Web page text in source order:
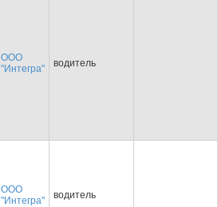
ООО
"Интегра"
водитель
ООО
"Интегра"
водитель